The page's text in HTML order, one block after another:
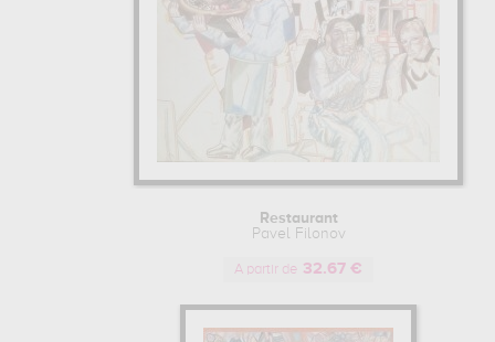
Restaurant
Pavel Filonov
A partir de 32.67 €